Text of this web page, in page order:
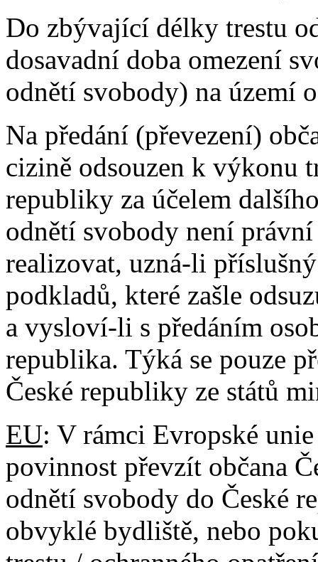
Do zbývající délky trestu
dosavadní doba omezení
odnětí svobody) na území
Na předání (převezení)
cizině odsouzen k výkonu
republiky za účelem
odnětí svobody není
realizovat, uzná-li
podkladů, které zašle
a vysloví-li s předáním
republika. Týká se pouze
České republiky ze států
EU: V rámci Evropské
povinnost převzít občana
odnětí svobody do České
obvyklé bydliště, nebo